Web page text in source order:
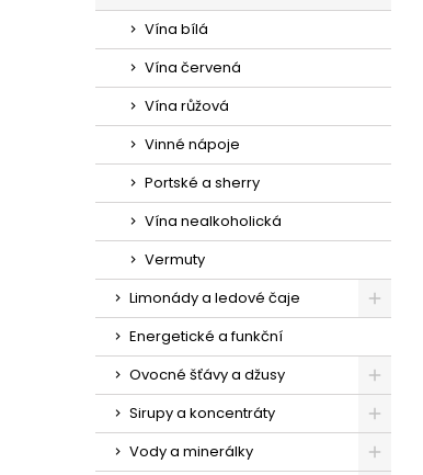
Vína bílá
Vína červená
Vína růžová
Vinné nápoje
Portské a sherry
Vína nealkoholická
Vermuty
Limonády a ledové čaje
Energetické a funkční
Ovocné šťávy a džusy
Sirupy a koncentráty
Vody a minerálky